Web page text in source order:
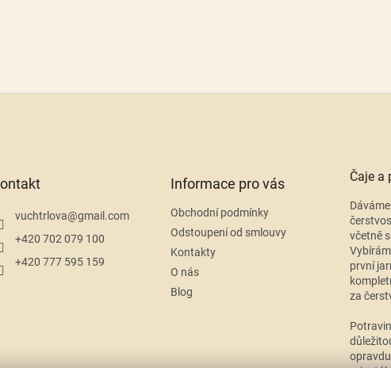
vuchtrlova@gmail.com
+420 702 079 100
+420 777 595 159
Informace pro vás
Obchodní podmínky
Odstoupení od smlouvy
Kontakty
O nás
Blog
Čaje a
včetně
první
za